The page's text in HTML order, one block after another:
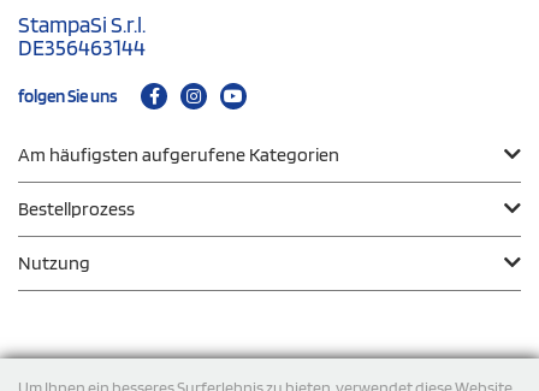
StampaSi S.r.l.
DE356463144
folgen Sie uns
Am häufigsten aufgerufene Kategorien
Bestellprozess
Nutzung